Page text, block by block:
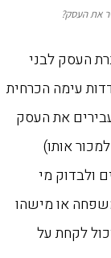
את העסק?
העסק לבני
עימה הכרחית
את העסק
אותו)
ולבדוק מי
או מישהו
לקחת על